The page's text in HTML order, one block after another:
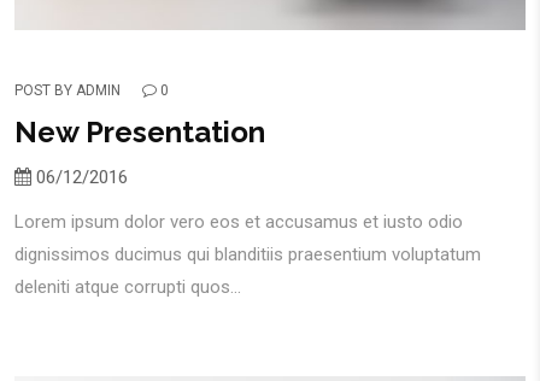
POST BY ADMIN 0
New Presentation
06/12/2016
Lorem ipsum dolor vero eos et accusamus et iusto odio
dignissimos ducimus qui blanditiis praesentium voluptatum
deleniti atque corrupti quos...